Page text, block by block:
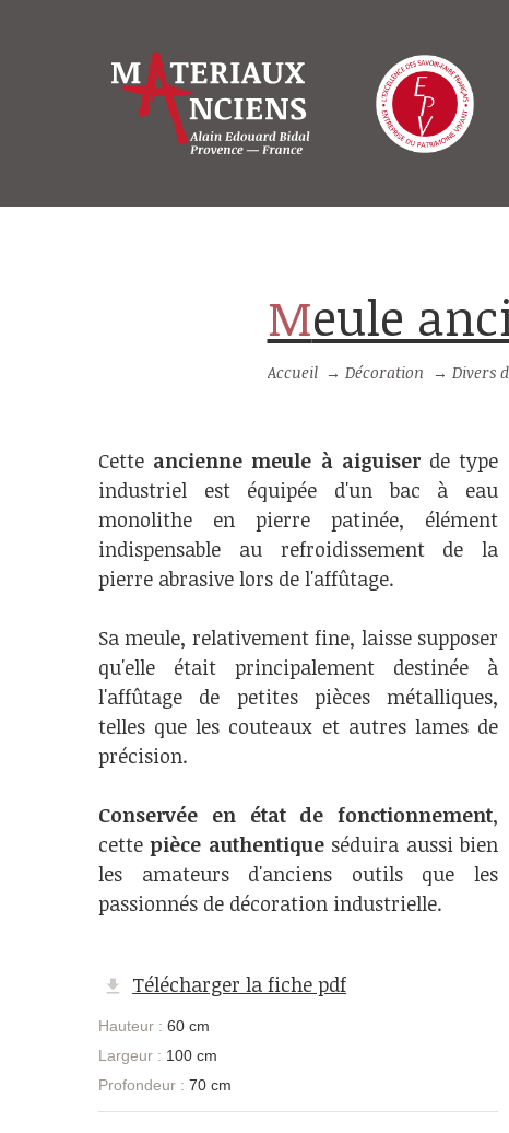
Meule
Accueil →Décoration → Divers
Cette ancienne meule à aiguiserde type
industriel est équipée d'un bac à eau
monolithe en pierre patinée, élément
indispensable au refroidissement de la
pierre abrasive lors de l'affûtage.
Sa meule, relativement fine, laisse supposer
qu'elle était principalement destinée à
l'affûtage de petites pièces métalliques,
telles que les couteaux et autres lames de
précision.
Conservée en état de fonctionnement,
cettepièce authentiqueséduira aussi bien
les amateurs d'anciens outils que les
passionnés de décoration industrielle.
Télécharger la fiche pdf
Hauteur : 60 cm
Largeur : 100 cm
Profondeur : 70 cm